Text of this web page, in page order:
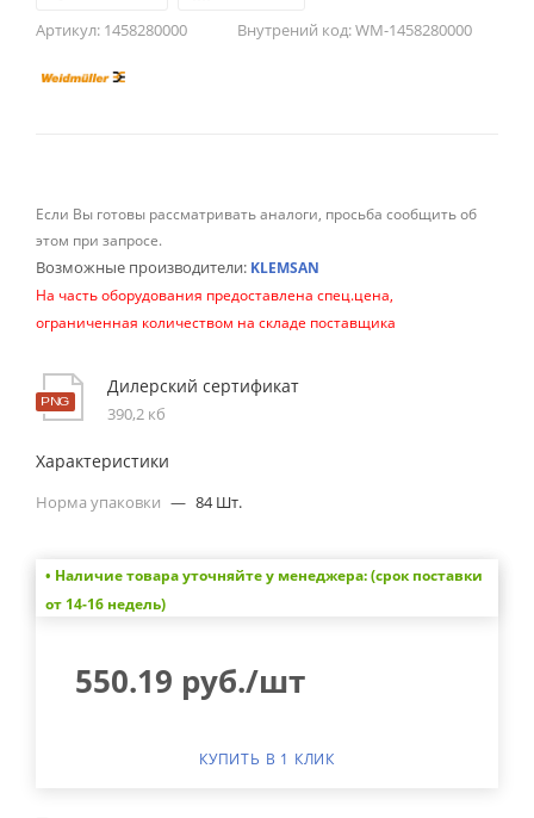
Артикул: 1458280000 Внутрений код:WM-1458280000
Если Вы готовы рассматривать аналоги, просьба сообщить об
этом при запросе.
Возможные производители: KLEMSAN
На часть оборудования предоставлена спец.цена,
ограниченная количеством на складе поставщика
Дилерский сертификат
390,2 кб
Характеристики
Норма упаковки — 84 Шт.
• Наличие товара уточняйте у менеджера: (срок поставки
от 14-16 недель)
550.19 руб./шт
КУПИТЬ В 1 КЛИК